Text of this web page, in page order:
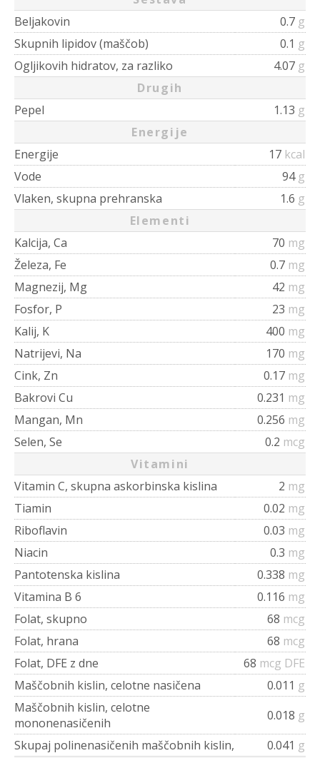
Beljakovin
0.7 g
Skupnih lipidov (maščob)
0.1 g
Ogljikovih hidratov, za razliko
4.07 g
Drugih
Pepel
1.13 g
Energije
Energije
17 kcal
Vode
94 g
Vlaken, skupna prehranska
1.6 g
Elementi
Kalcija, Ca
70 mg
Železa, Fe
0.7 mg
Magnezij, Mg
42 mg
Fosfor, P
23 mg
Kalij, K
400 mg
Natrijevi, Na
170 mg
Cink, Zn
0.17 mg
Bakrovi Cu
0.231 mg
Mangan, Mn
0.256 mg
Selen, Se
0.2 mcg
Vitamini
Vitamin C, skupna askorbinska kislina
2 mg
Tiamin
0.02 mg
Riboflavin
0.03 mg
Niacin
0.3 mg
Pantotenska kislina
0.338 mg
Vitamina B 6
0.116 mg
Folat, skupno
68 mcg
Folat, hrana
68 mcg
Folat, DFE z dne
68 mcg DFE
Maščobnih kislin, celotne nasičena
0.011 g
Maščobnih kislin, celotne
mononenasičenih
0.018 g
Skupaj polinenasičenih maščobnih kislin,
0.041 g